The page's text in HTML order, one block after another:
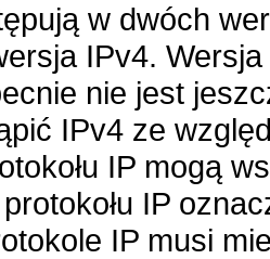
w dwóch
IPv4.
nie jest
IPv4 ze
IP mogą
IP
IP musi